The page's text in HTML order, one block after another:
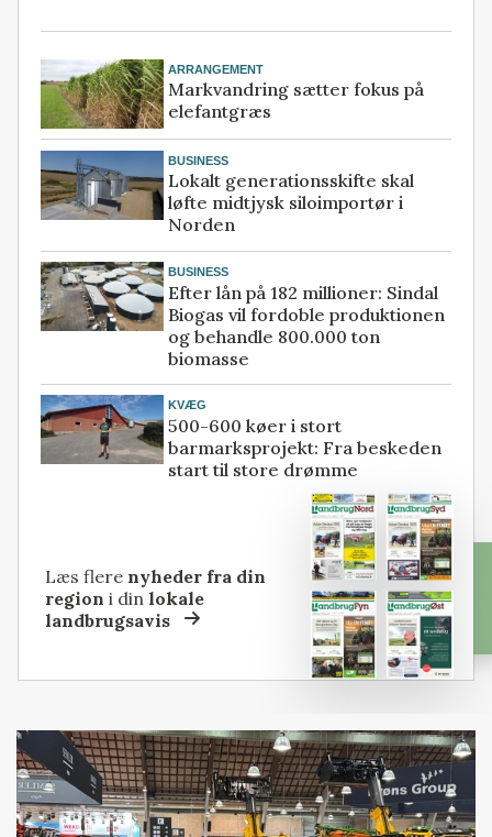
ARRANGEMENT
Markvandring sætter fokus på
elefantgræs
BUSINESS
Lokalt generationsskifte skal
løfte midtjysk siloimportør i
Norden
BUSINESS
Efter lån på 182 millioner: Sindal
Biogas vil fordoble produktionen
og behandle 800.000 ton
biomasse
KVÆG
500-600 køer i stort
barmarksprojekt: Fra beskeden
start til store drømme
Læs flere nyheder fra din
region i dinlokale
landbrugsavis